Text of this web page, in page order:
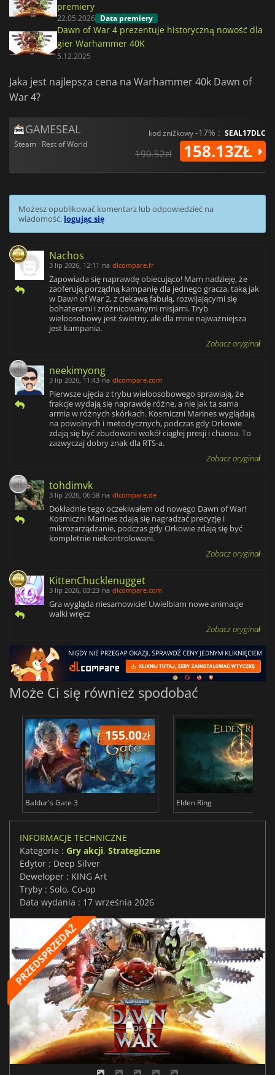
premiery
22.05.2026 Data premiery
Dawn of War 4 prezentuje historyczną nowość dla
gier Warhammer 40K
5.12.2025
Jaka jest najlepsza cena na Warhammer 40k Dawn of
War 4?
GAMESEAL
Steam · Rest of World
kod zniżkowy-17% : SEAL17DLC
190.52zł 158.13ZŁ
Możesz opublikować komentarz lub odpowiedzieć na
wiadomość, logując się
Nachos
3 lip 2026, 12:11 na dlcompare.fr
Zapowiada się naprawdę obiecująco! Mam nadzieję, że
zaoferują porządną kampanię dla jednego gracza, taką jak
w Dawn of War 2, z ciekawą fabułą, rozwijającymi się
bohaterami i zróżnicowanymi misjami. Tryb
wieloosobowy jest świetny, ale dla mnie najważniejsza
jest kampania.
Zobacz oryginał
neekimyong
3 lip 2026, 11:43 na dlcompare.com
Pierwsze ujęcia z trybu wieloosobowego sprawiają, że
frakcje wydają się naprawdę różne, a nie jak ta sama
armia w różnych skórkach. Kosmiczni Marines wyglądają
na powolnych i metodycznych, podczas gdy Orkowie
zdają się być zbudowani wokół ciągłej presji i chaosu. To
zazwyczaj dobry znak dla RTS-a.
Zobacz oryginał
tohdimvk
3 lip 2026, 06:58 na dlcompare.de
Dokładnie tego oczekiwałem od nowego Dawn of War!
Kosmiczni Marines zdają się nagradzać precyzję i
mikrozarządzanie, podczas gdy Orkowie zdają się być
kompletnie niekontrolowani.
Zobacz oryginał
KittenChucklenugget
3 lip 2026, 03:23 na dlcompare.com
Gra wygląda niesamowicie! Uwielbiam nowe animacje
walki wręcz
Zobacz oryginał
Może Ci się również spodobać
155.00zł
Baldur's Gate 3 Elden Ring
INFORMACJE TECHNICZNE
Kategorie : Gry akcji, Strategiczne
Edytor : Deep Silver
Deweloper : KING Art
Tryby : Solo, Co-op
Data wydania : 17 września 2026